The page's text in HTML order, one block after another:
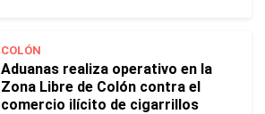
COLÓN
Aduanas realiza operativo en la
Zona Libre de Colón contra el
comercio ilícito de cigarrillos